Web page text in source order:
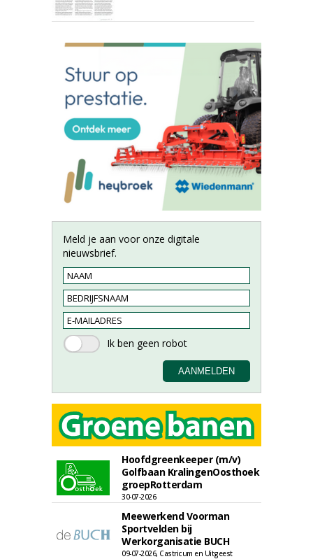
Meld je aan voor onze digitale
nieuwsbrief.
Hoofdgreenkeeper (m/v)
Golfbaan KralingenOosthoek
groepRotterdam
30-07-2026
Meewerkend Voorman
Sportvelden bij
Werkorganisatie BUCH
09-07-2026, Castricum en Uitgeest